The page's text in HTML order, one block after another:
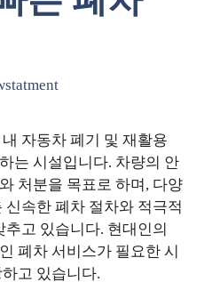
자동차 폐기 및 재활용
는 시설입니다. 차량의 안
처분을 목표로 하며, 다양
속한 폐차 절차와 적극적
고 있습니다. 현대인의
폐차 서비스가 필요한 시
고 있습니다.